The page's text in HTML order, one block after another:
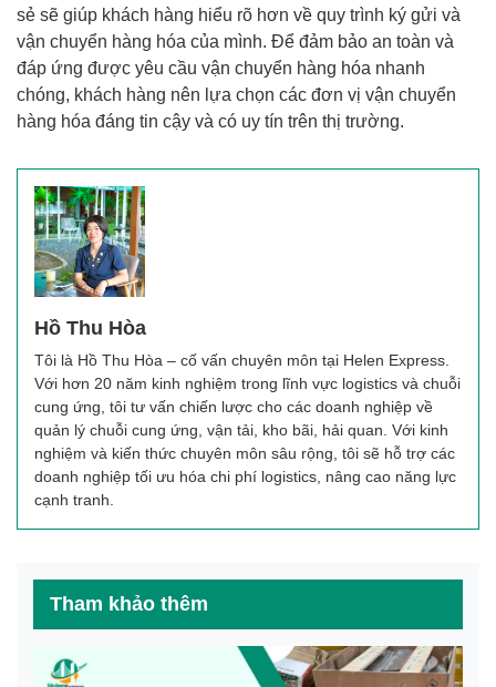
sẻ sẽ giúp khách hàng hiểu rõ hơn về quy trình ký gửi và
vận chuyển hàng hóa của mình. Để đảm bảo an toàn và
đáp ứng được yêu cầu vận chuyển hàng hóa nhanh
chóng, khách hàng nên lựa chọn các đơn vị vận chuyển
hàng hóa đáng tin cậy và có uy tín trên thị trường.
Hồ Thu Hòa
Tôi là Hồ Thu Hòa – cố vấn chuyên môn tại Helen Express.
Với hơn 20 năm kinh nghiệm trong lĩnh vực logistics và chuỗi
cung ứng, tôi tư vấn chiến lược cho các doanh nghiệp về
quản lý chuỗi cung ứng, vận tải, kho bãi, hải quan. Với kinh
nghiệm và kiến thức chuyên môn sâu rộng, tôi sẽ hỗ trợ các
doanh nghiệp tối ưu hóa chi phí logistics, nâng cao năng lực
cạnh tranh.
Tham khảo thêm